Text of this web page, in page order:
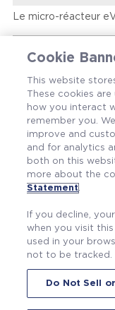
Le micro-réacteur
Cookie
This website
These cookies
how you interact
remember you.
improve and
and for analytics
both on this
more about the
Statement.
If you decline,
when you visit
used in your
not to be tracked.
Do Not Sell